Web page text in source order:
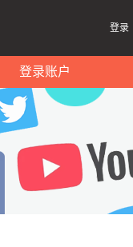
登录
登录账户